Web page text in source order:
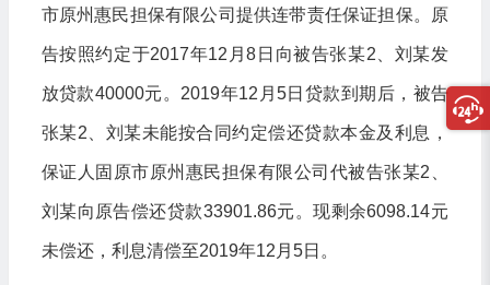
市原州惠民担保有限公司提供连带责任保证担保。原
告按照约定于2017年12月8日向被告张某2、刘某发
放贷款40000元。2019年12月5日贷款到期后，被告
张某2、刘某未能按合同约定偿还贷款本金及利息，
保证人固原市原州惠民担保有限公司代被告张某2、
刘某向原告偿还贷款33901.86元。现剩余6098.14元
未偿还，利息清偿至2019年12月5日。